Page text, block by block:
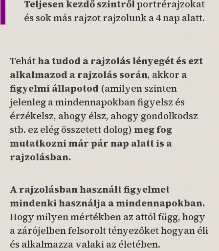
Teljesen kezdő szintrőlportrérajzokat
és sok más rajzot rajzolunk a 4 nap alatt.
Tehátha tudod a rajzolás lényegét és ezt
alkalmazod a rajzolás során, akkor a
figyelmi állapotod (amilyen szinten
jelenleg a mindennapokban figyelsz és
érzékelsz, ahogy élsz, ahogy gondolkodsz
stb. ez elég összetett dolog)meg fog
mutatkozni már pár nap alatt is a
rajzolásban.
A rajzolásban használt figyelmet
mindenki használja a mindennapokban.
Hogy milyen mértékben az attól függ, hogy
a zárójelben felsorolt tényezőket hogyan éli
és alkalmazza valaki az életében.